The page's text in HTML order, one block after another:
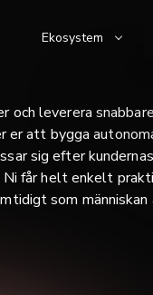
Ekosystem
och leverera
er att bygga
sig efter
får helt enkelt
som